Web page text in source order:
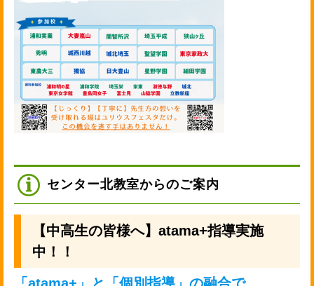
センター北教室からのご案内
【中高生の皆様へ】atama+指導実施
中！！